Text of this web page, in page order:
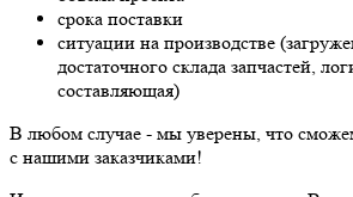
срока поставки
ситуации на производстве
достаточного склада запчастей,
составляющая)
В любом случае - мы уверены, что
с нашими заказчиками!